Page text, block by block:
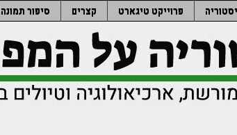
פרוייקט טיגארט קצרים סיפור תמונה